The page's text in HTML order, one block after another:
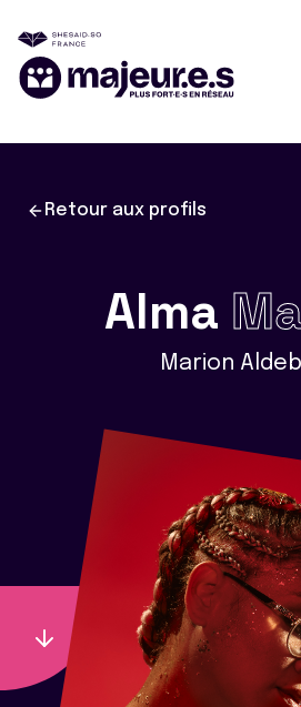
Retour aux profils
Alma
Marion